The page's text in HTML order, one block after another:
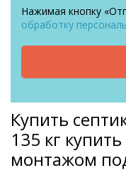
Нажимая кнопку
обработку
Купить
135 кг
монтажом